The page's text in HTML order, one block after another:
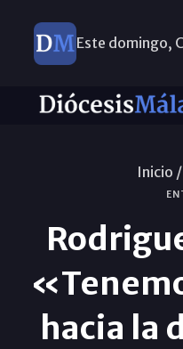
Este domingo,
Inicio /
hacia la